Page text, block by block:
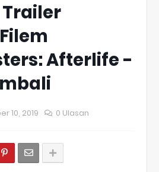
Afterlife -
10, 2019 0 Ulasan